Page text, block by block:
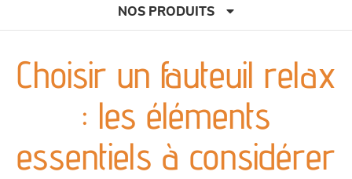
NOS PRODUITS
canapés et fauteuils
Choisir un fauteuil relax
: les éléments
essentiels à considérer